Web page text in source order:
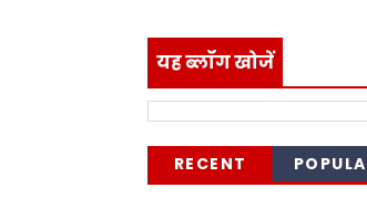
यह ब्लॉग खोजें
RECENT